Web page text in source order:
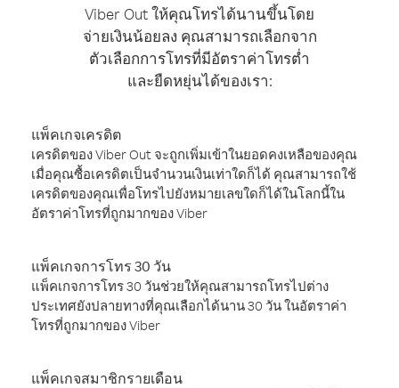
Viber Out ให้คุณโทรได้นานขึ้นโดย
จ่ายเงินน้อยลง คุณสามารถเลือกจาก
ตัวเลือกการโทรที่มีอัตราค่าโทรต่ำ
และยืดหยุ่นได้ของเรา:
แพ็คเกจเครดิต
เครดิตของ Viber Out จะถูกเพิ่มเข้าในยอดคงเหลือของคุณ
เมื่อคุณซื้อเครดิตเป็นจำนวนเงินเท่าใดก็ได้ คุณสามารถใช้
เครดิตของคุณเพื่อโทรไปยังหมายเลขใดก็ได้ในโลกนี้ใน
อัตราค่าโทรที่ถูกมากของ Viber
แพ็คเกจการโทร 30 วัน
แพ็คเกจการโทร 30 วันช่วยให้คุณสามารถโทรไปต่าง
ประเทศยังปลายทางที่คุณเลือกได้นาน 30 วัน ในอัตราค่า
โทรที่ถูกมากของ Viber
แพ็คเกจสมาชิกรายเดือน